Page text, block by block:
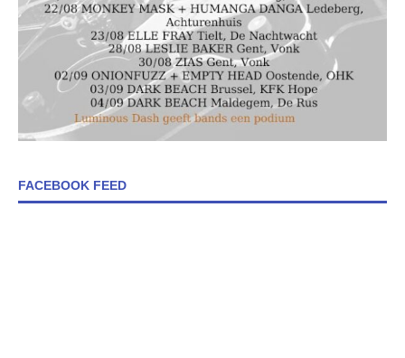
FACEBOOK FEED